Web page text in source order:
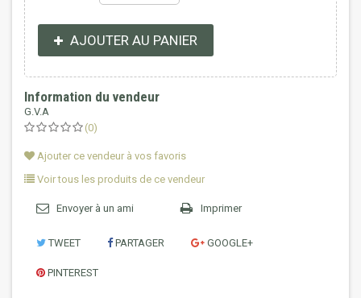
AJOUTER AU PANIER
Information du vendeur
G.V.A
(0)
Ajouter ce vendeur à vos favoris
Voir tous les produits de ce vendeur
Envoyer à un ami Imprimer
TWEET PARTAGER GOOGLE+
PINTEREST